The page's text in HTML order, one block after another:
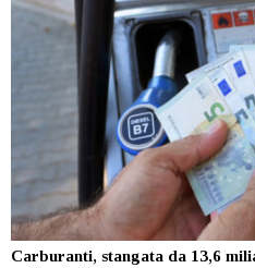
Carburanti, stangata da 13,6